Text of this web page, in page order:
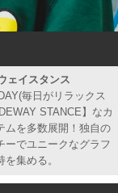
ェイスタンス
毎日がリラックス
STANCE】なカ
ムを多数展開！独自の
ーでユニークなグラフ
集める。